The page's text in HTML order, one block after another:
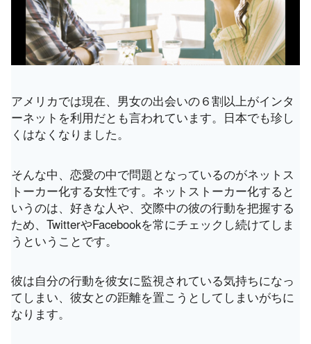
アメリカでは現在、男女の出会いの６割以上がインタ
ーネットを利用だとも言われています。日本でも珍し
くはなくなりました。
そんな中、恋愛の中で問題となっているのがネットス
トーカー化する女性です。ネットストーカー化すると
いうのは、好きな人や、交際中の彼の行動を把握する
ため、TwitterやFacebookを常にチェックし続けてしま
うということです。
彼は自分の行動を彼女に監視されている気持ちになっ
てしまい、彼女との距離を置こうとしてしまいがちに
なります。